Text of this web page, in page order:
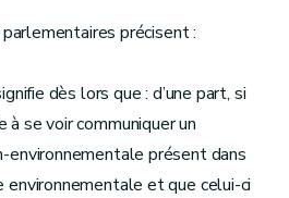
parlementaires précisent :
dès lors que : d’une part, si
à se voir communiquer un
environnementale présent dans
environnementale et que celui-ci